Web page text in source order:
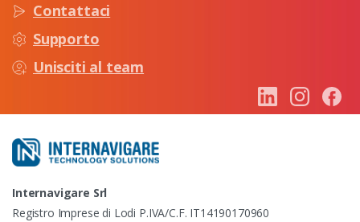
Contattaci
Supporto
Unisciti al team
Internavigare Srl
Registro Imprese di Lodi P.IVA/C.F. IT14190170960